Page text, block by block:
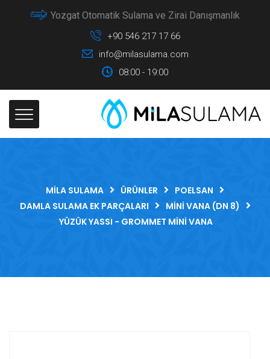
Yozgat Otomatik Sulama ve Zirai Danışmanlık
+90 546 217 17 66
info@milasulama.com
08:00 - 19:00
MILA SULAMA ÜRÜNLER
POELSAN
DAMLA SULAMA EK PARÇALARI
MINI VANA (DN 8)
YÜZÜK YASSI - GROMMET MINI VANA